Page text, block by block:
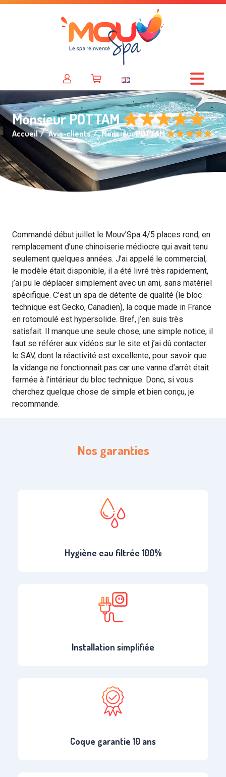
Monsieur POTTAM
Accueil Avis-clients Monsieur POTTAM
Commandé début juillet le Mouv’Spa 4/5 places rond, en
remplacement d’une chinoiserie médiocre qui avait tenu
seulement quelques années. J’ai appelé le commercial,
le modèle était disponible, il a été livré très rapidement,
j’ai pu le déplacer simplement avec un ami, sans matériel
spécifique. C’est un spa de détente de qualité (le bloc
technique est Gecko, Canadien), la coque made in France
en rotomoulé est hypersolide. Bref, j’en suis très
satisfait. Il manque une seule chose, une simple notice, il
faut se référer aux vidéos sur le site et j’ai dû contacter
le SAV, dont la réactivité est excellente, pour savoir que
la vidange ne fonctionnait pas car une vanne d’arrêt était
fermée à l’intérieur du bloc technique. Donc, si vous
cherchez quelque chose de simple et bien conçu, je
recommande.
Nos garanties
Hygiène eau filtrée 100%
Installation simplifiée
Coque garantie 10 ans